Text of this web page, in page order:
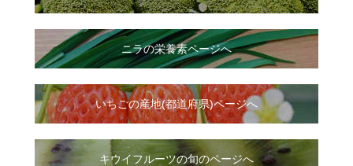
ニラの栄養素ページへ
いちごの産地(都道府県)ページへ
キウイフルーツの旬のページへ